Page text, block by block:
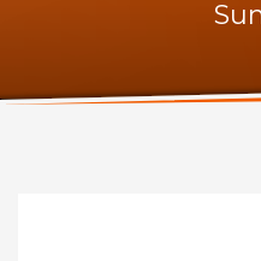
Martedi:9am – 6pm